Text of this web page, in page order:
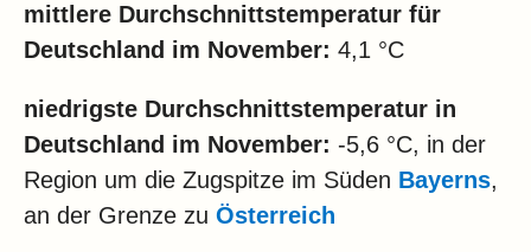
mittlere Durchschnittstemperatur für
Deutschland im November: 4,1 °C
niedrigste Durchschnittstemperatur in
Deutschland im November: -5,6 °C, in der
Region um die Zugspitze im Süden Bayerns,
an der Grenze zu Österreich